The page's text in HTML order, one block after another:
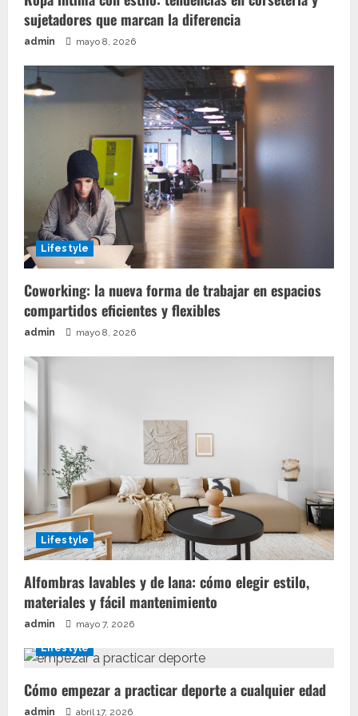
sujetadores que marcan la diferencia
admin mayo 8, 2026
Lifestyle
Coworking: la nueva forma de trabajar en espacios
compartidos eficientes y flexibles
admin mayo 8, 2026
Lifestyle
Alfombras lavables y de lana: cómo elegir estilo,
materiales y fácil mantenimiento
admin mayo 7, 2026
Lifestyle
Cómo empezar a practicar deporte a cualquier edad
admin abril 17, 2026